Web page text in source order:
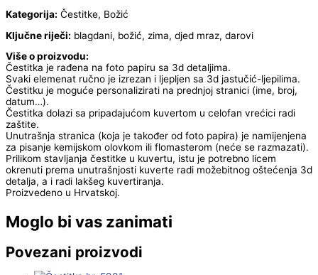
Kategorija: Čestitke, Božić
Ključne riječi: blagdani, božić, zima, djed mraz, darovi
Više o proizvodu:
Čestitka je rađena na foto papiru sa 3d detaljima.
Svaki elemenat ručno je izrezan i ljepljen sa 3d jastučić-ljepilima.
Čestitku je moguće personalizirati na prednjoj stranici (ime, broj,
datum…).
Čestitka dolazi sa pripadajućom kuvertom u celofan vrećici radi
zaštite.
Unutrašnja stranica (koja je također od foto papira) je namijenjena
za pisanje kemijskom olovkom ili flomasterom (neće se razmazati).
Prilikom stavljanja čestitke u kuvertu, istu je potrebno licem
okrenuti prema unutrašnjosti kuverte radi možebitnog oštećenja 3d
detalja, a i radi lakšeg kuvertiranja.
Proizvedeno u Hrvatskoj.
Moglo bi vas zanimati
Povezani proizvodi